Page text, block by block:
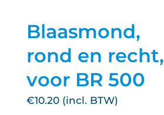
Blaasmond,
rond en recht,
voor BR 500
€10.20